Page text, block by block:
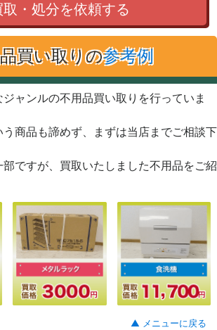
取・処分を依頼する
買い取りの参考例
ャンルの不用品買い取りを行っていま
商品も諦めず、まずは当店までご相談下
ですが、買取いたしました不用品をご紹
▲ メニューに戻る